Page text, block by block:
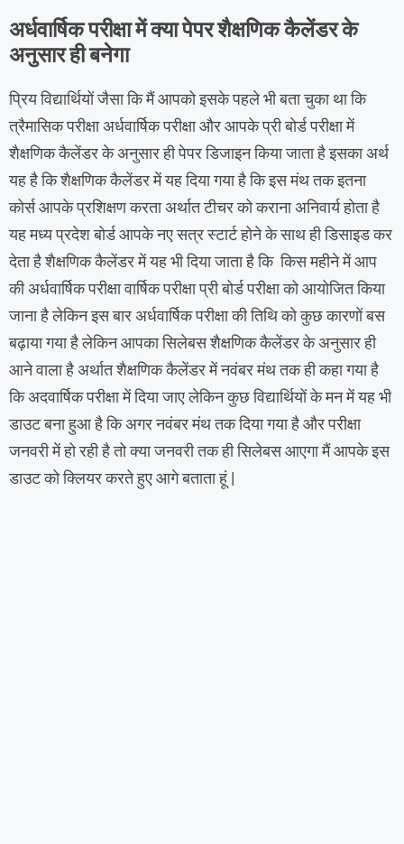
अर्धवार्षिक परीक्षा में क्या पेपर शैक्षणिक कैलेंडर के
अनुसार ही बनेगा
प्रिय विद्यार्थियों जैसा कि मैं आपको इसके पहले भी बता चुका था कि
त्रैमासिक परीक्षा अर्धवार्षिक परीक्षा और आपके प्री बोर्ड परीक्षा में
शैक्षणिक कैलेंडर के अनुसार ही पेपर डिजाइन किया जाता है इसका अर्थ
यह है कि शैक्षणिक कैलेंडर में यह दिया गया है कि इस मंथ तक इतना
कोर्स आपके प्रशिक्षण करता अर्थात टीचर को कराना अनिवार्य होता है
यह मध्य प्रदेश बोर्ड आपके नए सत्र स्टार्ट होने के साथ ही डिसाइड कर
देता है शैक्षणिक कैलेंडर में यह भी दिया जाता है कि किस महीने में आप
की अर्धवार्षिक परीक्षा वार्षिक परीक्षा प्री बोर्ड परीक्षा को आयोजित किया
जाना है लेकिन इस बार अर्धवार्षिक परीक्षा की तिथि को कुछ कारणों बस
बढ़ाया गया है लेकिन आपका सिलेबस शैक्षणिक कैलेंडर के अनुसार ही
आने वाला है अर्थात शैक्षणिक कैलेंडर में नवंबर मंथ तक ही कहा गया है
कि अदवार्षिक परीक्षा में दिया जाए लेकिन कुछ विद्यार्थियों के मन में यह भी
डाउट बना हुआ है कि अगर नवंबर मंथ तक दिया गया है और परीक्षा
जनवरी में हो रही है तो क्या जनवरी तक ही सिलेबस आएगा मैं आपके इस
डाउट को क्लियर करते हुए आगे बताता हूं |